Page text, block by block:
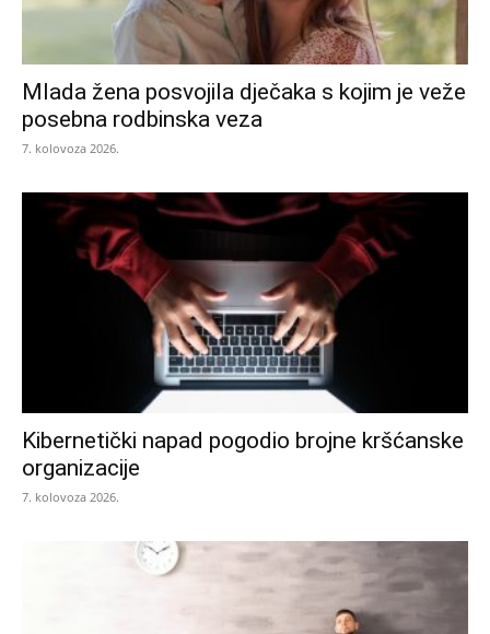
Mlada žena posvojila dječaka s kojim je veže
posebna rodbinska veza
7. kolovoza 2026.
Kibernetički napad pogodio brojne kršćanske
organizacije
7. kolovoza 2026.